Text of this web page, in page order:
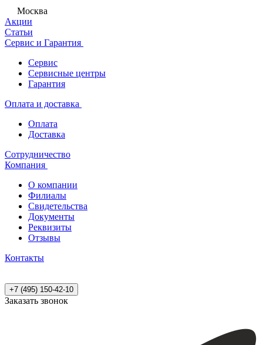
Москва
Акции
Статьи
Сервис и Гарантия
Сервис
Сервисные центры
Гарантия
Оплата и доставка
Оплата
Доставка
Сотрудничество
Компания
О компании
Филиалы
Свидетельства
Документы
Реквизиты
Отзывы
Контакты
+7 (495) 150-42-10
Заказать звонок